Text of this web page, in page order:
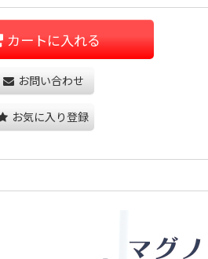
カートに入れる
お問い合わせ
お気に入り登録